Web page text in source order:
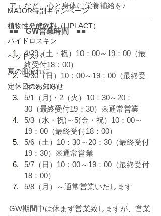
MAJOR特別キャンペーン
植物性発酵飲料（LIPLACT）
ハイドロスキン
ヘッドスパ
夏の肌疲れに
定休日のお知らせ
ア』など、心と身体に栄養補給を♪
■■　GW営業時間　■■
4/29（土・祝）10：00～19：00（最
終受付18：00）
4/30（日）10：00～19：00（最終受
付18：00）
5/1（月)・2（火）10：30～20：
30（最終受付19：30）※通常営業
5/3（水・祝)～5(金・祝）10：00～
19：00（最終受付18：00）
5/6（土）10：30～20：30（最終受付
19：30）※通常営業
5/7（日）10：00～19：00（最終受付
18：00）
5/8（月）～通常営業いたします
GW期間中は休まず営業致しますが、営業